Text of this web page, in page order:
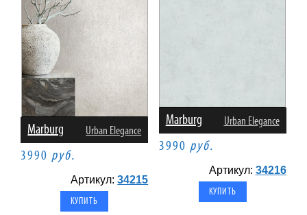
Marburg Urban Elegance
3990 руб.
Артикул:34215
Marburg Urban Elegance
3990 руб.
Артикул: 34216